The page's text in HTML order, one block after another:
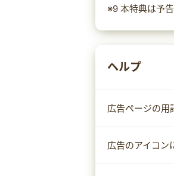
※9 本特典は予
ヘルプ
広告ページの用
広告のアイコン